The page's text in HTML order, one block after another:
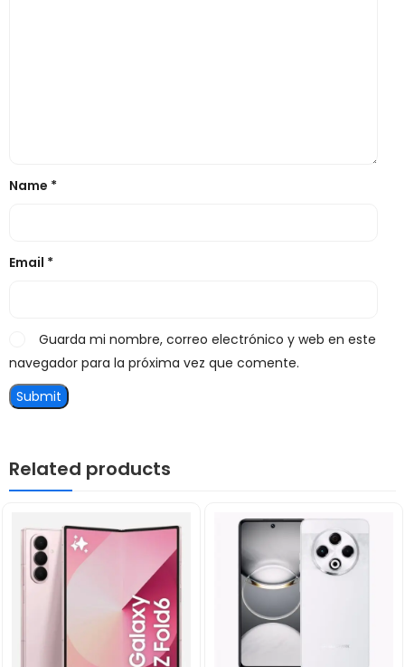
Name *
Email *
Guarda mi nombre, correo electrónico y web en este
navegador para la próxima vez que comente.
Related products